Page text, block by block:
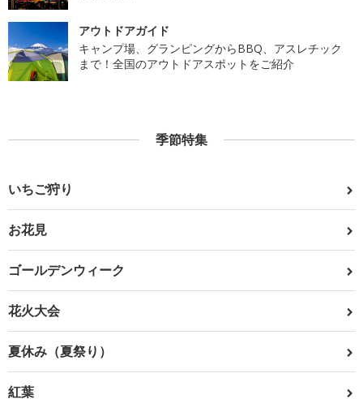
アウトドアガイド
キャンプ場、グランピングからBBQ、アスレチック
まで！全国のアウトドアスポットをご紹介
季節特集
いちご狩り
お花見
ゴールデンウィーク
花火大会
夏休み（夏祭り）
紅葉